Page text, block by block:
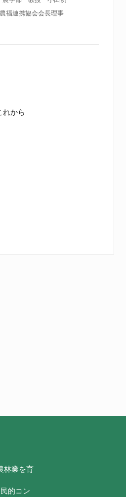
福連携協会会長理事
れから
林業を育
的コン